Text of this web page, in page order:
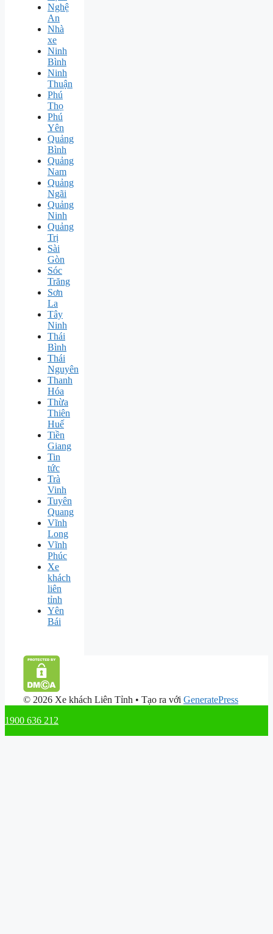
Nghệ
An
Nhà
xe
Ninh
Bình
Ninh
Thuận
Phú
Thọ
Phú
Yên
Quảng
Bình
Quảng
Nam
Quảng
Ngãi
Quảng
Ninh
Quảng
Trị
Sài
Gòn
Sóc
Trăng
Sơn
La
Tây
Ninh
Thái
Bình
Thái
Nguyên
Thanh
Hóa
Thừa
Thiên
Huế
Tiền
Giang
Tin
tức
Trà
Vinh
Tuyên
Quang
Vĩnh
Long
Vĩnh
Phúc
Xe
khách
liên
tỉnh
Yên
Bái
© 2026 Xe khách Liên Tỉnh • Tạo ra với GeneratePress
1900 636 212